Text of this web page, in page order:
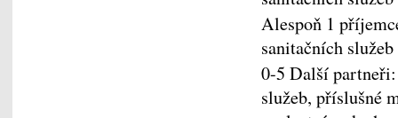
Alespoň 1
sanitačních služeb
0-5 Další
služeb, příslušné